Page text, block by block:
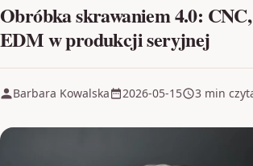
Obróbka skrawaniem 4.0:
EDM w produkcji seryjnej
Barbara Kowalska 2026-05-15 3 min